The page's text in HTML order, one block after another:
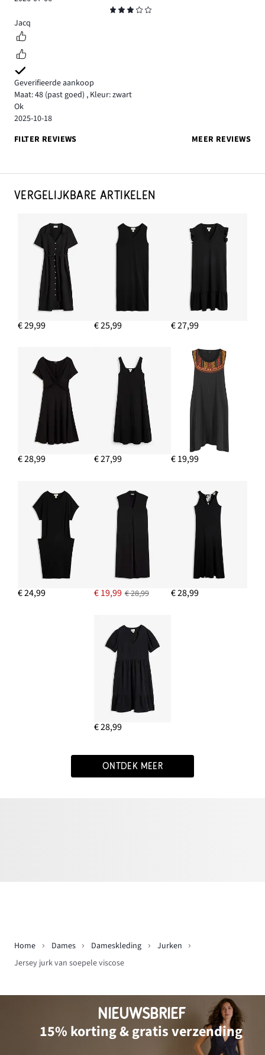
3
Jacq
Geverifieerde aankoop
Maat: 48 (past goed) , Kleur: zwart
Ok
2025-10-18
FILTER REVIEWS
MEER REVIEWS
VERGELIJKBARE ARTIKELEN
€ 29,99 € 25,99 € 27,99
€ 28,99 € 27,99 € 19,99
€ 24,99 € 19,99 € 28,99 € 28,99
€ 28,99
ONTDEK MEER
Home Dames Dameskleding
Jurken
Jersey jurk van soepele viscose
NIEUWSBRIEF
15% korting & gratis verzending